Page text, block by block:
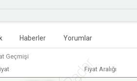
Haberler Yorumlar
Geçmişi
Fiyat Aralığı